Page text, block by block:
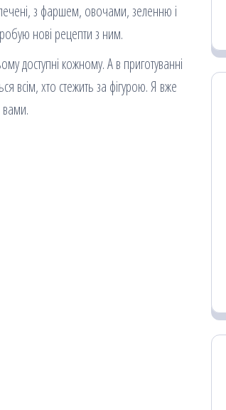
з фаршем, овочами, зеленню і
нові рецепти з ним.
доступні кожному. А в приготуванні
всім, хто стежить за фігурою. Я вже
вами.